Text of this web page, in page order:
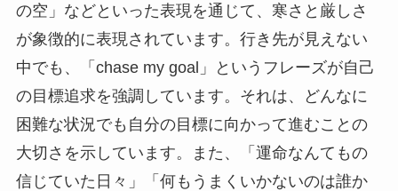
の空」などといった表現を通じて、寒さと厳しさ
が象徴的に表現されています。行き先が見えない
中でも、「chase my goal」というフレーズが自己
の目標追求を強調しています。それは、どんなに
困難な状況でも自分の目標に向かって進むことの
大切さを示しています。また、「運命なんてもの
信じていた日々」「何もうまくいかないのは誰か